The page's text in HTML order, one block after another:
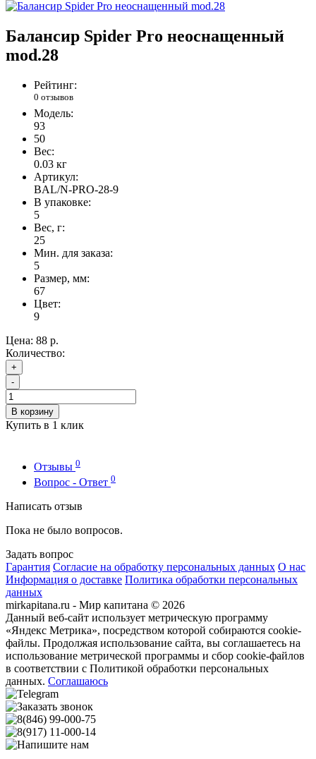
Балансир Spider Pro неоснащенный
mod.28
Рейтинг:
0 отзывов
Модель:
93
50
Вес:
0.03 кг
Артикул:
BAL/N-PRO-28-9
В упаковке:
5
Вес, г:
25
Мин. для заказа:
5
Размер, мм:
67
Цвет:
9
Цена: 88 р.
Количество:
+
-
В корзину
Купить в 1 клик
Отзывы 0
Вопрос - Ответ 0
Написать отзыв
Пока не было вопросов.
Задать вопрос
Гарантия Согласие на обработку персональных данных О нас
Информация о доставке Политика обработки персональных
данных
mirkapitana.ru - Мир капитана © 2026
Данный веб-сайт использует метрическую программу
«Яндекс Метрика», посредством которой собираются cookie-
файлы. Продолжая использование сайта, вы соглашаетесь на
использование метрической программы и сбор cookie-файлов
в соответствии с Политикой обработки персональных
данных. Соглашаюсь